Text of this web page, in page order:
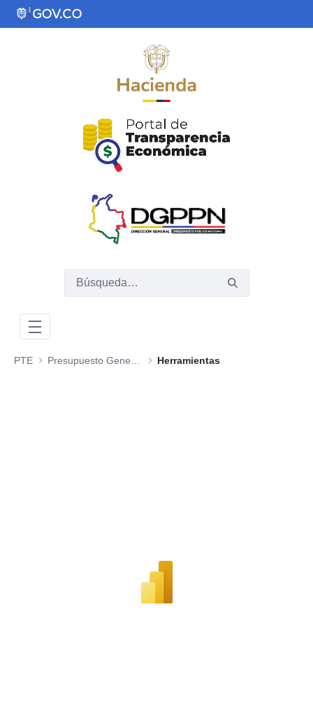
Saltar al contenido principal
PTE Herramientas